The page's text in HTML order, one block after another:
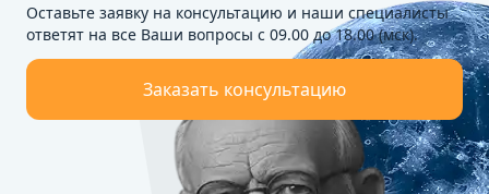
Оставьте заявку на консультацию и наши специалисты
ответят на все Ваши вопросы с 09.00 до 18.00 (мск).
Заказать консультацию